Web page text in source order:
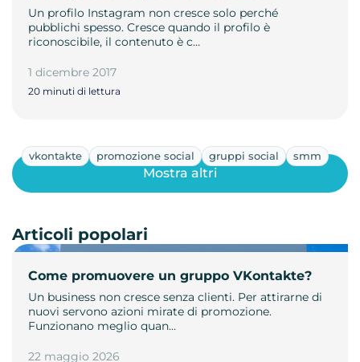
Un profilo Instagram non cresce solo perché
pubblichi spesso. Cresce quando il profilo è
riconoscibile, il contenuto è c…
1 dicembre 2017
20 minuti di lettura
vkontakte promozione social gruppi social smm
Come promuovere un gruppo VKontakte?
Un business non cresce senza clienti. Per attirarne di
nuovi servono azioni mirate di promozione.
Funzionano meglio quan…
22 maggio 2026
Mostra altri
Articoli popolari